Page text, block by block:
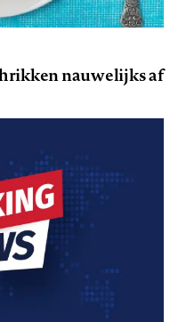
nauwelijks af